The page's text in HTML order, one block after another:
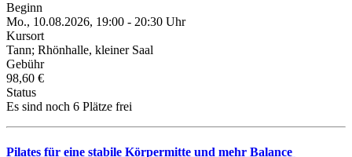
Beginn
Mo., 10.08.2026, 19:00 - 20:30 Uhr
Kursort
Tann; Rhönhalle, kleiner Saal
Gebühr
98,60 €
Status
Es sind noch 6 Plätze frei
Pilates für eine stabile Körpermitte und mehr Balance